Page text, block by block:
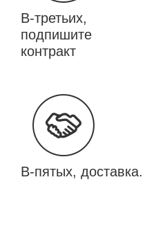
В-третьих,
подпишите
контракт
В-пятых, доставка.